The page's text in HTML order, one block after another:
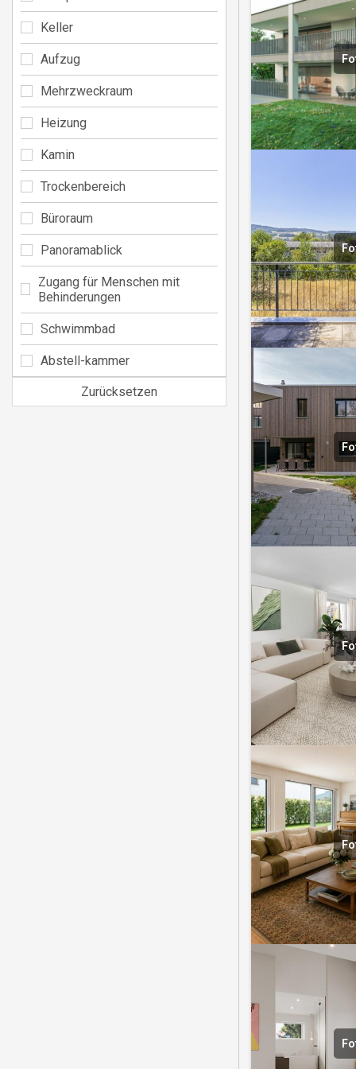
Keller
Aufzug
Mehrzweckraum
Heizung
Kamin
Trockenbereich
Büroraum
Panoramablick
Zugang für Menschen mit
Behinderungen
Schwimmbad
Abstell-kammer
Zurücksetzen